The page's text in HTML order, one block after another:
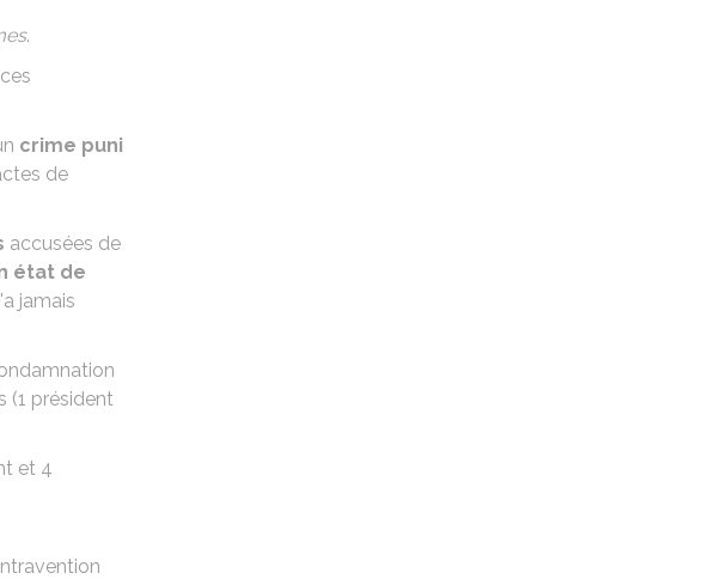
.
crime puni
de
accusées de
état de
jamais
(1 président
et 4